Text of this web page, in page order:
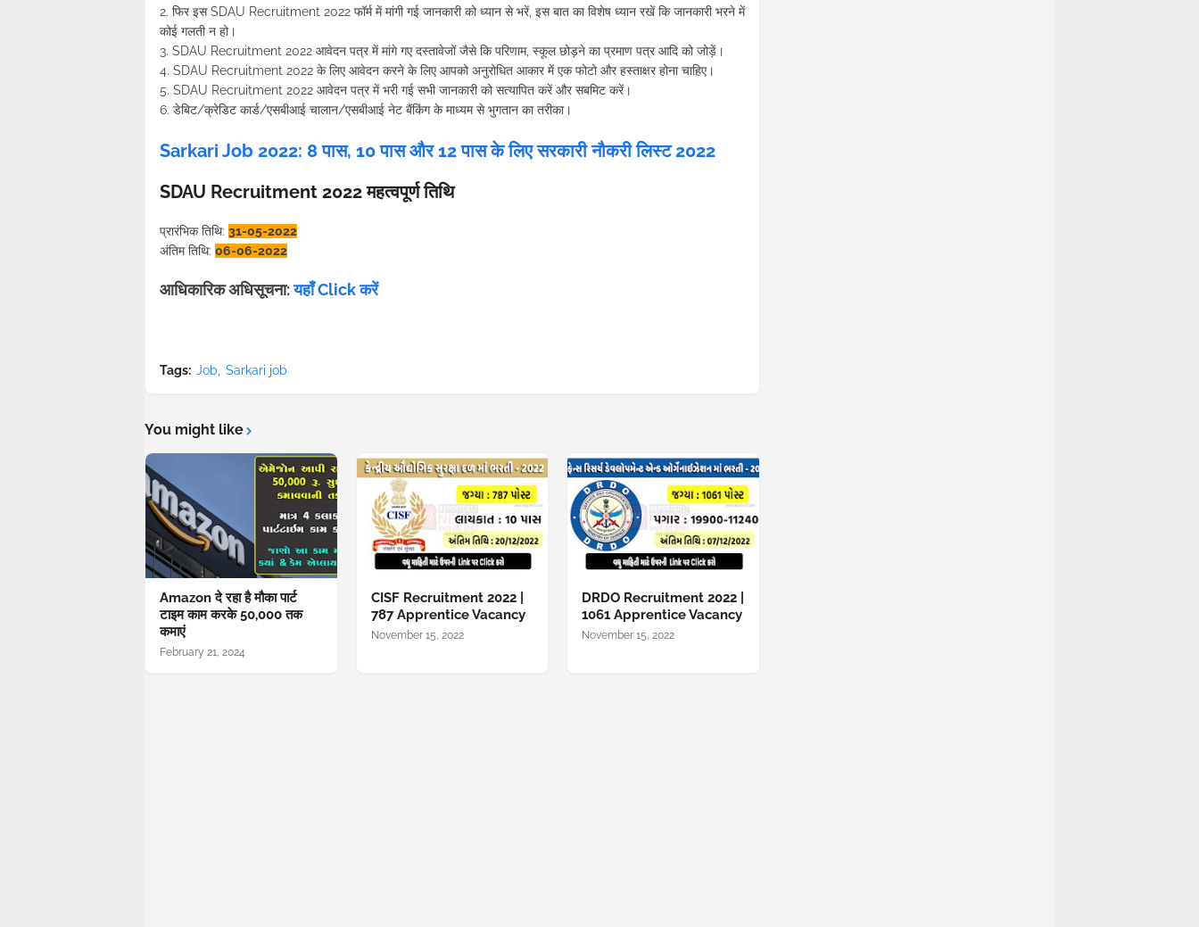
2. फिर इस SDAU Recruitment 2022 फॉर्म में मांगी गई जानकारी को ध्यान से भरें, इस बात का विशेष ध्यान रखें कि जानकारी भरने में
कोई गलती न हो।
3. SDAU Recruitment 2022 आवेदन पत्र में मांगे गए दस्तावेजों जैसे कि परिणाम, स्कूल छोड़ने का प्रमाण पत्र आदि को जोड़ें।
4. SDAU Recruitment 2022 के लिए आवेदन करने के लिए आपको अनुरोधित आकार में एक फोटो और हस्ताक्षर होना चाहिए।
5. SDAU Recruitment 2022 आवेदन पत्र में भरी गई सभी जानकारी को सत्यापित करें और सबमिट करें।
6. डेबिट/क्रेडिट कार्ड/एसबीआई चालान/एसबीआई नेट बैंकिंग के माध्यम से भुगतान का तरीका।
Sarkari Job 2022: 8 पास, 10 पास और 12 पास के लिए सरकारी नौकरी लिस्ट 2022
SDAU Recruitment 2022 महत्वपूर्ण तिथि
प्रारंभिक तिथि: 31-05-2022
अंतिम तिथि: 06-06-2022
आधिकारिक अधिसूचना:यहाँ Click करें
Tags: Job Sarkari job
You might like
Amazon दे रहा है मौका पार्ट
टाइम काम करके 50,000 तक
कमाएं
February 21, 2024
CISF Recruitment 2022 |
787 Apprentice Vacancy
November 15, 2022
DRDO Recruitment 2022 |
1061 Apprentice Vacancy
November 15, 2022